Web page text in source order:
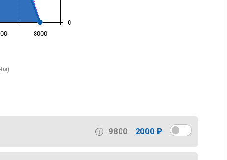
8000
0
9800 2000 ₽